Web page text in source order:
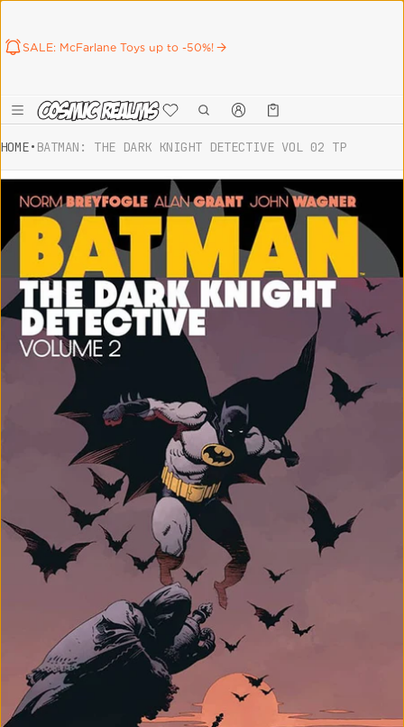
SALE: McFarlane Toys up to -50%!
Καλάθι
0 προϊόντα
HOME• BATMAN: THE DARK KNIGHT DETECTIVE VOL 02 TP